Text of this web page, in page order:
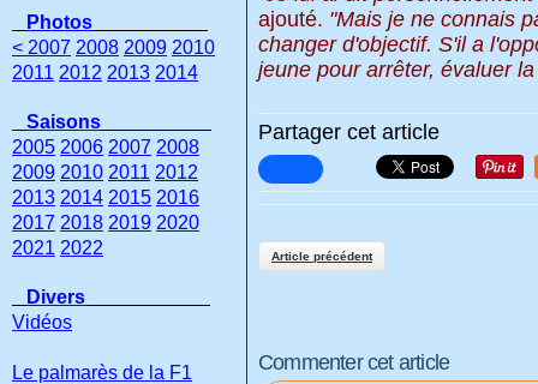
ajouté. "Mais je ne connais
changer d'objectif. S'il a
jeune pour arrêter, évaluer
Partager cet article
Article précédent
Commenter cet article
Photos
< 2007 2008 2009 2010
2011 2012 2013 2014
Saisons
2005 2006 2007 2008
2009 2010 2011 2012
2013 2014 2015 2016
2017 2018 2019 2020
2021 2022
Divers
Vidéos
Le palmarès de la F1